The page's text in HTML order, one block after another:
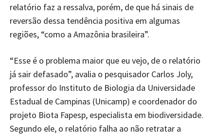
relatório faz a ressalva, porém, de que há sinais de
reversão dessa tendência positiva em algumas
regiões, “como a Amazônia brasileira”.
“Esse é o problema maior que eu vejo, de o relatório
já sair defasado”, avalia o pesquisador Carlos Joly,
professor do Instituto de Biologia da Universidade
Estadual de Campinas (Unicamp) e coordenador do
projeto Biota Fapesp, especialista em biodiversidade.
Segundo ele, o relatório falha ao não retratar a